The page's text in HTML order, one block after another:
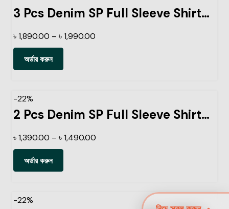
3 Pcs Denim SP Full Sleeve Shirt- Black+Light Sky+Navy
৳1,890.00 – ৳1,990.00
অর্ডার করুন
-22%
2 Pcs Denim SP Full Sleeve Shirt-Light Sky+ Black
৳1,390.00 – ৳1,490.00
অর্ডার করুন
-22%